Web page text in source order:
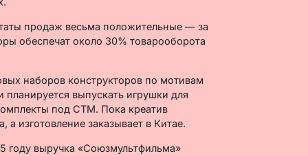
продаж весьма положительные — за
обеспечат около 30% товарооборота
наборов конструкторов по мотивам
выпускать игрушки для
под СТМ. Пока креатив
а изготовление заказывает в Китае.
выручка «Союзмультфильма»